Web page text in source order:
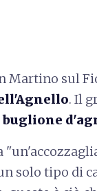
Martino sul
. Il
buglione
solo tipo di